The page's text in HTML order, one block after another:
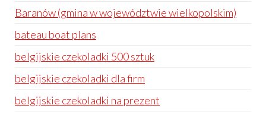
Baranów (gmina w województwie wielkopolskim)
bateau boat plans
belgijskie czekoladki 500 sztuk
belgijskie czekoladki dla firm
belgijskie czekoladki na prezent